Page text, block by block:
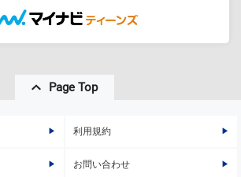
Page Top
利用規約
お問い合わせ